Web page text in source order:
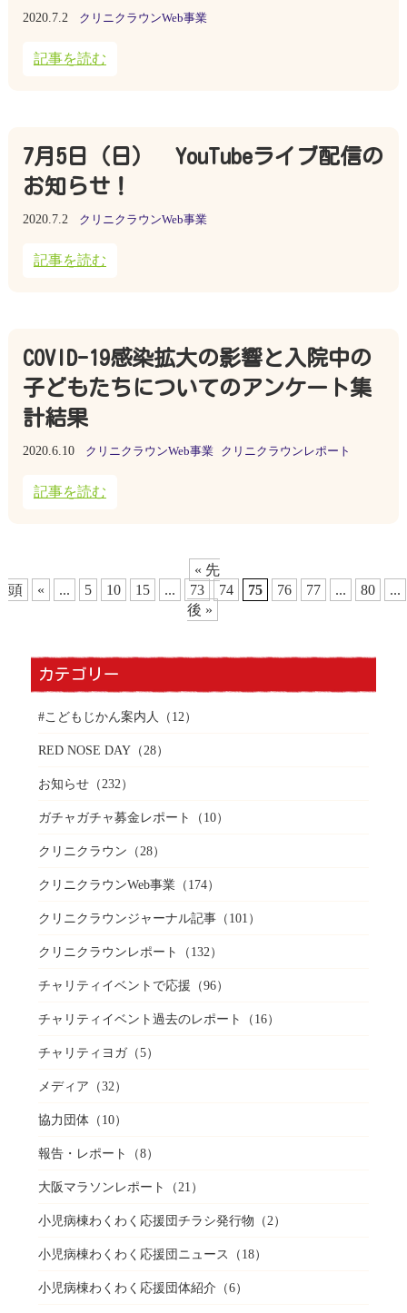
2020.7.2 クリニクラウンWeb事業
記事を読む
7月5日（日） YouTubeライブ配信の
お知らせ！
2020.7.2 クリニクラウンWeb事業
記事を読む
COVID-19感染拡大の影響と入院中の
子どもたちについてのアンケート集
計結果
2020.6.10 クリニクラウンWeb事業 クリニクラウンレポート
記事を読む
« 先
頭
« ... 5 10 15 ... 73 74 75 76 77 ... 80
...
後 »
カテゴリー
#こどもじかん案内人 （12）
RED NOSE DAY（28）
お知らせ（232）
ガチャガチャ募金レポート （10）
クリニクラウン （28）
クリニクラウンWeb事業（174）
クリニクラウンジャーナル記事（101）
クリニクラウンレポート （132）
チャリティイベントで応援 （96）
チャリティイベント過去のレポート （16）
チャリティヨガ（5）
メディア （32）
協力団体（10）
報告・レポート （8）
大阪マラソンレポート （21）
小児病棟わくわく応援団チラシ発行物 （2）
小児病棟わくわく応援団ニュース （18）
小児病棟わくわく応援団体紹介 （6）